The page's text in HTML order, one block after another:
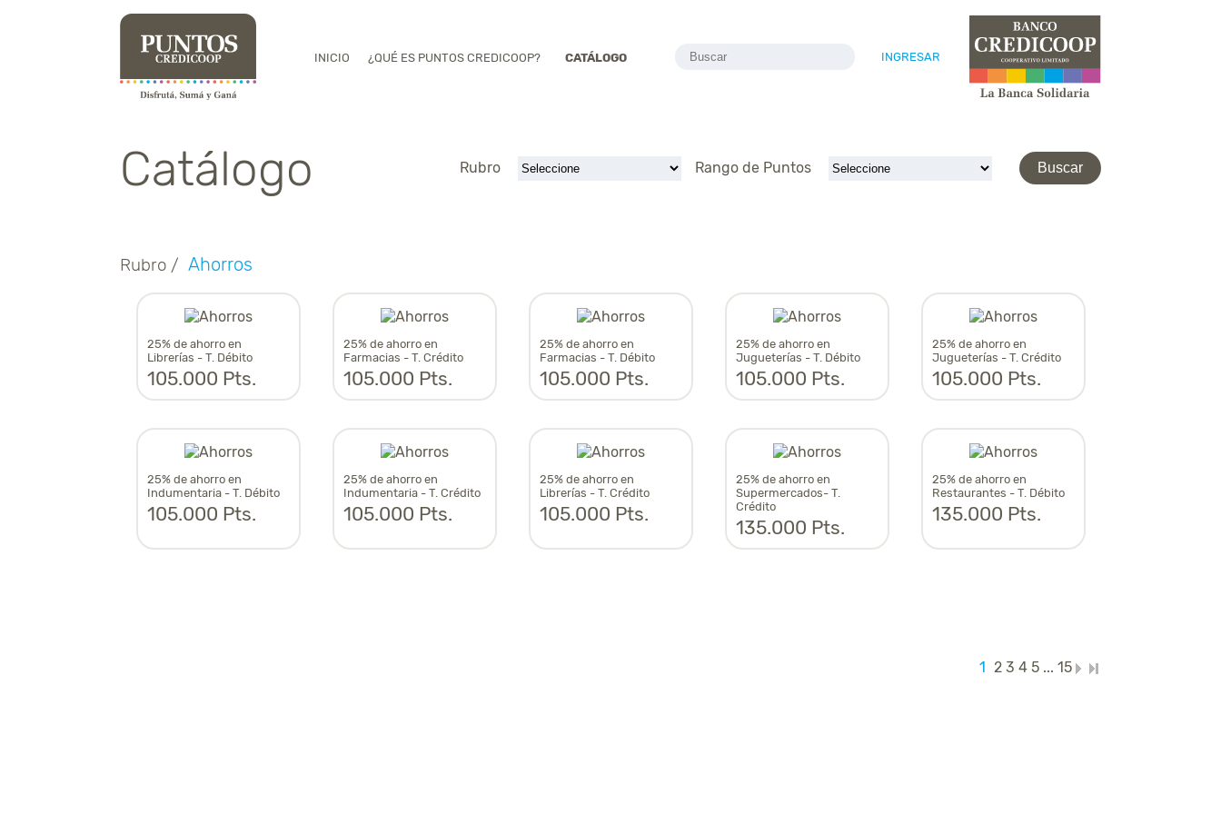
INICIO ¿QUÉ ES PUNTOS CREDICOOP? CATÁLOGO INGRESAR
Catálogo Rubro Rango de Puntos
Rubro / Ahorros
25% de ahorro en
Librerías - T. Débito
105.000 Pts.
25% de ahorro en
Farmacias - T. Crédito
105.000 Pts.
25% de ahorro en
Farmacias - T. Débito
105.000 Pts.
25% de ahorro en
Jugueterías - T. Débito
105.000 Pts.
25% de ahorro en
Jugueterías - T. Crédito
105.000 Pts.
25% de ahorro en
Indumentaria - T. Débito
105.000 Pts.
25% de ahorro en
Indumentaria - T. Crédito
105.000 Pts.
25% de ahorro en
Librerías - T. Crédito
105.000 Pts.
25% de ahorro en
Supermercados- T.
Crédito
135.000 Pts.
25% de ahorro en
Restaurantes - T. Débito
135.000 Pts.
1 2 3 4 5 ... 15